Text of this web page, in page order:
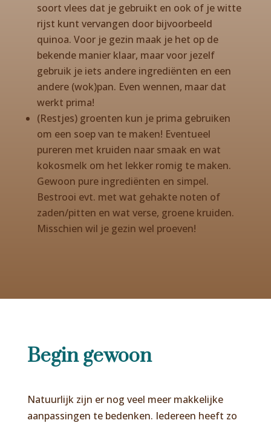
soort vlees dat je gebruikt en ook of je witte
rijst kunt vervangen door bijvoorbeeld
quinoa. Voor je gezin maak je het op de
bekende manier klaar, maar voor jezelf
gebruik je iets andere ingrediënten en een
andere (wok)pan. Even wennen, maar dat
werkt prima!
(Restjes) groenten kun je prima gebruiken
om een soep van te maken! Eventueel
pureren met kruiden naar smaak en wat
kokosmelk om het lekker romig te maken.
Gewoon pure ingrediënten en simpel.
Bestrooi evt. met wat gehakte noten of
zaden/pitten en wat verse, groene kruiden.
Misschien wil je gezin wel proeven!
Begin gewoon
Natuurlijk zijn er nog veel meer makkelijke
aanpassingen te bedenken. Iedereen heeft zo